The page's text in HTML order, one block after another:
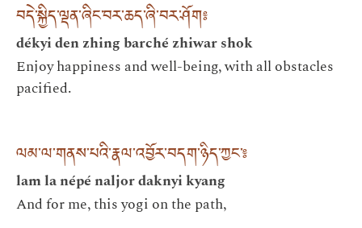
བདེ་སྐྱིད་ལྡན་ཞིང་བར་ཆད་ཞི་བར་ཤོག༔
dékyi den zhing barché zhiwar shok
Enjoy happiness and well-being, with all obstacles
pacified.
ལམ་ལ་གནས་པའི་རྣལ་འབྱོར་བདག་ཉིད་ཀྱང་༔
lam la népé naljor daknyi kyang
And for me, this yogi on the path,